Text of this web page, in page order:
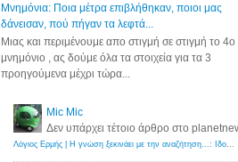
Μνημόνια: Ποια μέτρα επιβλήθηκαν, ποιοι μας
δάνεισαν, πού πήγαν τα λεφτά...
Μιας και περιμένουμε απο στιγμή σε στιγμή το 4ο
μνημόνιο , ας δούμε όλα τα στοιχεία για τα 3
προηγούμενα μέχρι τώρα...
Mic Mic
Δεν υπάρχει τέτοιο άρθρο στο
Λόγιος Ερμής | Η γνώση ξεκινάει με την αναζήτηση...: Ιδού οι 18 που χρωστούν 11 δις ευρώ!